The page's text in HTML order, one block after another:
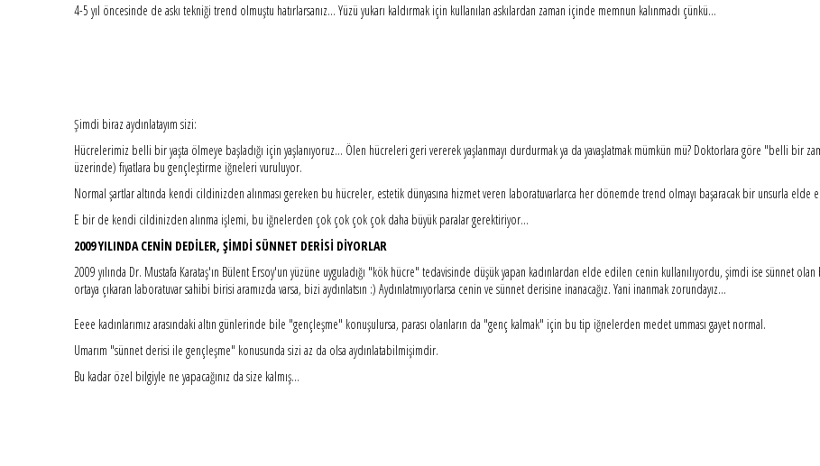
4-5 yıl öncesinde de askı tekniği trend olmuştu hatırlarsanız... Yüzü yukarı kaldırmak için kullanılan askılardan zaman içinde memnun kalınmadı çünkü...
Şimdi biraz aydınlatayım sizi:
Hücrelerimiz belli bir yaşta ölmeye başladığı için yaşlanıyoruz... Ölen hücreleri geri vererek yaşlanmayı durdurmak ya da yavaşlatmak mümkün mü? Doktorlara göre "belli bir
üzerinde) fiyatlara bu gençleştirme iğneleri vuruluyor.
Normal şartlar altında kendi cildinizden alınması gereken bu hücreler, estetik dünyasına hizmet veren laboratuvarlarca her dönemde trend olmayı başaracak bir unsurla elde
E bir de kendi cildinizden alınma işlemi, bu iğnelerden çok çok çok çok daha büyük paralar gerektiriyor...
2009 YILINDA CENİN DEDİLER, ŞİMDİ SÜNNET DERİSİ DİYORLAR
2009 yılında Dr. Mustafa Karataş'ın Bülent Ersoy'un yüzüne uyguladığı "kök hücre" tedavisinde düşük yapan kadınlardan elde edilen cenin kullanılıyordu, şimdi ise sünnet
ortaya çıkaran laboratuvar sahibi birisi aramızda varsa, bizi aydınlatsın :) Aydınlatmıyorlarsa cenin ve sünnet derisine inanacağız. Yani inanmak zorundayız...
Eeee kadınlarımız arasındaki altın günlerinde bile "gençleşme" konuşulursa, parası olanların da "genç kalmak" için bu tip iğnelerden medet umması gayet normal.
Umarım "sünnet derisi ile gençleşme" konusunda sizi az da olsa aydınlatabilmişimdir.
Bu kadar özel bilgiyle ne yapacağınız da size kalmış...